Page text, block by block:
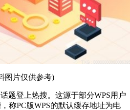
图片仅供参考)
题登上热搜。这源于部分WPS用户
称PC版WPS的默认缓存地址为电